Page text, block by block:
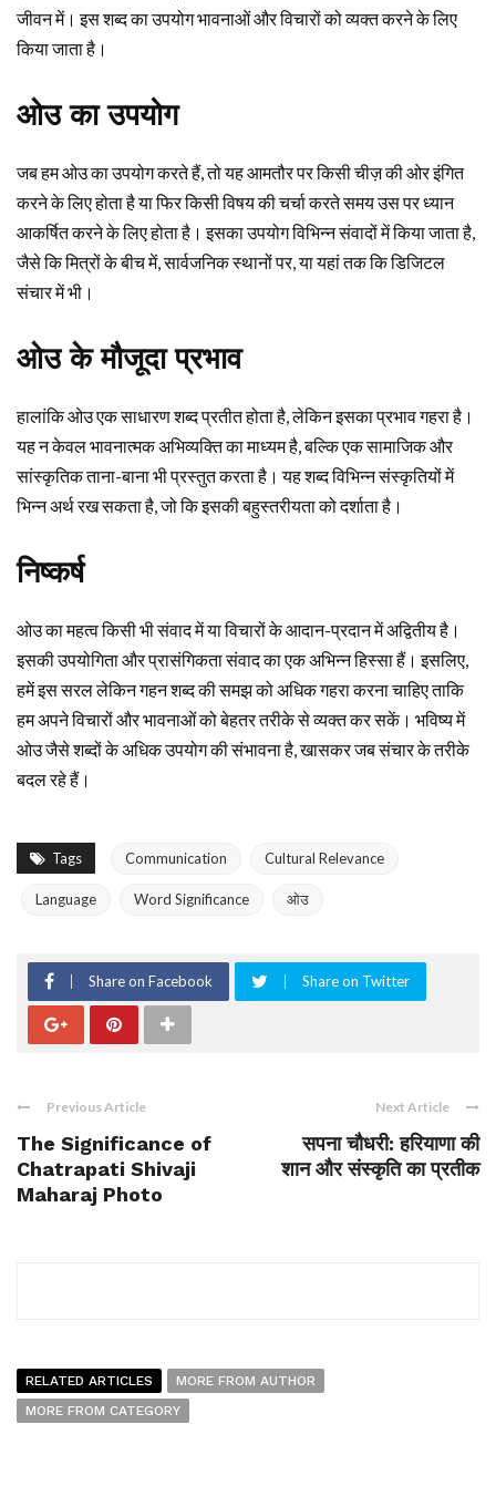
जीवन में। इस शब्द का उपयोग भावनाओं और विचारों को व्यक्त करने के लिए
किया जाता है।
ओउ का उपयोग
जब हम ओउ का उपयोग करते हैं, तो यह आमतौर पर किसी चीज़ की ओर इंगित
करने के लिए होता है या फिर किसी विषय की चर्चा करते समय उस पर ध्यान
आकर्षित करने के लिए होता है। इसका उपयोग विभिन्न संवादों में किया जाता है,
जैसे कि मित्रों के बीच में, सार्वजनिक स्थानों पर, या यहां तक कि डिजिटल
संचार में भी।
ओउ के मौजूदा प्रभाव
हालांकि ओउ एक साधारण शब्द प्रतीत होता है, लेकिन इसका प्रभाव गहरा है।
यह न केवल भावनात्मक अभिव्यक्ति का माध्यम है, बल्कि एक सामाजिक और
सांस्कृतिक ताना-बाना भी प्रस्तुत करता है। यह शब्द विभिन्न संस्कृतियों में
भिन्न अर्थ रख सकता है, जो कि इसकी बहुस्तरीयता को दर्शाता है।
निष्कर्ष
ओउ का महत्व किसी भी संवाद में या विचारों के आदान-प्रदान में अद्वितीय है।
इसकी उपयोगिता और प्रासंगिकता संवाद का एक अभिन्न हिस्सा हैं। इसलिए,
हमें इस सरल लेकिन गहन शब्द की समझ को अधिक गहरा करना चाहिए ताकि
हम अपने विचारों और भावनाओं को बेहतर तरीके से व्यक्त कर सकें। भविष्य में
ओउ जैसे शब्दों के अधिक उपयोग की संभावना है, खासकर जब संचार के तरीके
बदल रहे हैं।
Tags Communication Cultural Relevance
Language Word Significance ओउ
Share on Facebook Share on Twitter
Previous Article
The Significance of
Chatrapati Shivaji
Maharaj Photo
Next Article
सपना चौधरी: हरियाणा की
शान और संस्कृति का प्रतीक
RELATED ARTICLES
MORE FROM AUTHOR
MORE FROM CATEGORY